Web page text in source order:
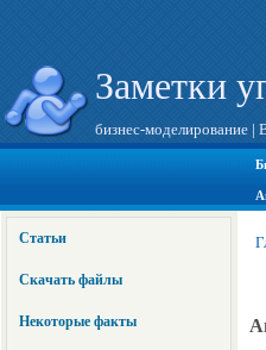
Заметки
бизнес-моделирование |
Статьи
Скачать файлы
Некоторые факты